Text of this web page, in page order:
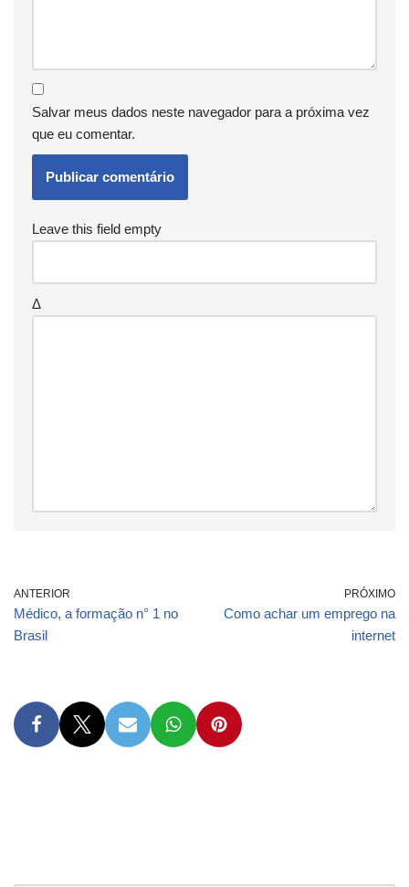
Salvar meus dados neste navegador para a próxima vez
que eu comentar.
Leave this field empty
Δ
ANTERIOR
Médico, a formação n° 1 no
Brasil
PRÓXIMO
Como achar um emprego na
internet